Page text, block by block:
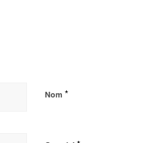
Nom *